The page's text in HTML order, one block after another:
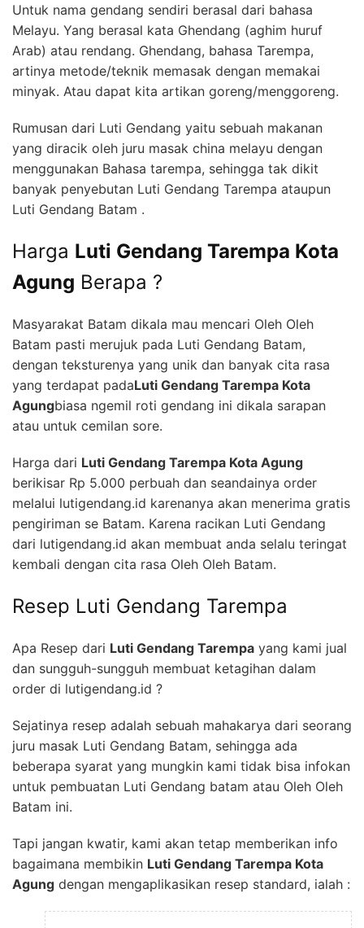
Untuk nama gendang sendiri berasal dari bahasa
Melayu. Yang berasal kata Ghendang (aghim huruf
Arab) atau rendang. Ghendang, bahasa Tarempa,
artinya metode/teknik memasak dengan memakai
minyak. Atau dapat kita artikan goreng/menggoreng.
Rumusan dari Luti Gendang yaitu sebuah makanan
yang diracik oleh juru masak china melayu dengan
menggunakan Bahasa tarempa, sehingga tak dikit
banyak penyebutan Luti Gendang Tarempa ataupun
Luti Gendang Batam .
Harga Luti Gendang Tarempa Kota
Agung Berapa ?
Masyarakat Batam dikala mau mencari Oleh Oleh
Batam pasti merujuk pada Luti Gendang Batam,
dengan teksturenya yang unik dan banyak cita rasa
yang terdapat padaLuti Gendang Tarempa Kota
Agungbiasa ngemil roti gendang ini dikala sarapan
atau untuk cemilan sore.
Harga dari Luti Gendang Tarempa Kota Agung
berikisar Rp 5.000 perbuah dan seandainya order
melalui lutigendang.id karenanya akan menerima gratis
pengiriman se Batam. Karena racikan Luti Gendang
dari lutigendang.id akan membuat anda selalu teringat
kembali dengan cita rasa Oleh Oleh Batam.
Resep Luti Gendang Tarempa
Apa Resep dari Luti Gendang Tarempa yang kami jual
dan sungguh-sungguh membuat ketagihan dalam
order di lutigendang.id ?
Sejatinya resep adalah sebuah mahakarya dari seorang
juru masak Luti Gendang Batam, sehingga ada
beberapa syarat yang mungkin kami tidak bisa infokan
untuk pembuatan Luti Gendang batam atau Oleh Oleh
Batam ini.
Tapi jangan kwatir, kami akan tetap memberikan info
bagaimana membikin Luti Gendang Tarempa Kota
Agung dengan mengaplikasikan resep standard, ialah :